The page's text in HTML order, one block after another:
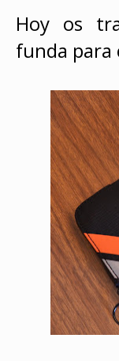
Hoy os
funda para